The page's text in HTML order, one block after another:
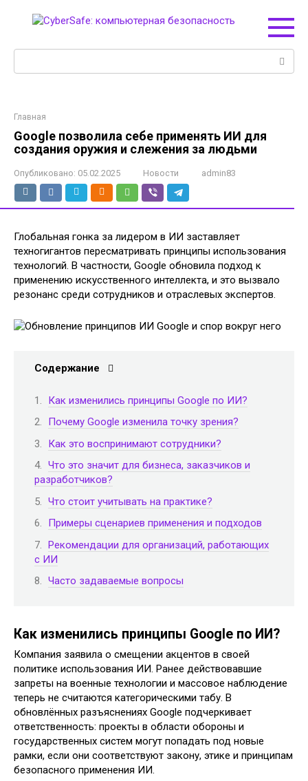
Главная
Google позволила себе применять ИИ для
создания оружия и слежения за людьми
Опубликовано: 05.02.2025 Новости admin83
Глобальная гонка за лидером в ИИ заставляет
техногигантов пересматривать принципы использования
технологий. В частности, Google обновила подход к
применению искусственного интеллекта, и это вызвало
резонанс среди сотрудников и отраслевых экспертов.
Содержание
Как изменились принципы Google по ИИ?
Почему Google изменила точку зрения?
Как это воспринимают сотрудники?
Что это значит для бизнеса, заказчиков и
разработчиков?
Что стоит учитывать на практике?
Примеры сценариев применения и подходов
Рекомендации для организаций, работающих
с ИИ
Часто задаваемые вопросы
Как изменились принципы Google по ИИ?
Компания заявила о смещении акцентов в своей
политике использования ИИ. Ранее действовавшие
запреты на военные технологии и массовое наблюдение
теперь не считаются категорическими табу. В
обновлённых разъяснениях Google подчеркивает
ответственность: проекты в области обороны и
государственных систем могут попадать под новые
рамки, если они соответствуют закону, этике и принципам
безопасного применения ИИ.